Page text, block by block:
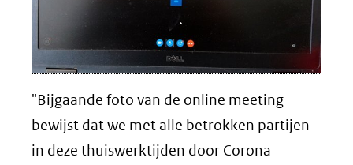
"Bijgaande foto van de online meeting
bewijst dat we met alle betrokken partijen
in deze thuiswerktijden door Corona